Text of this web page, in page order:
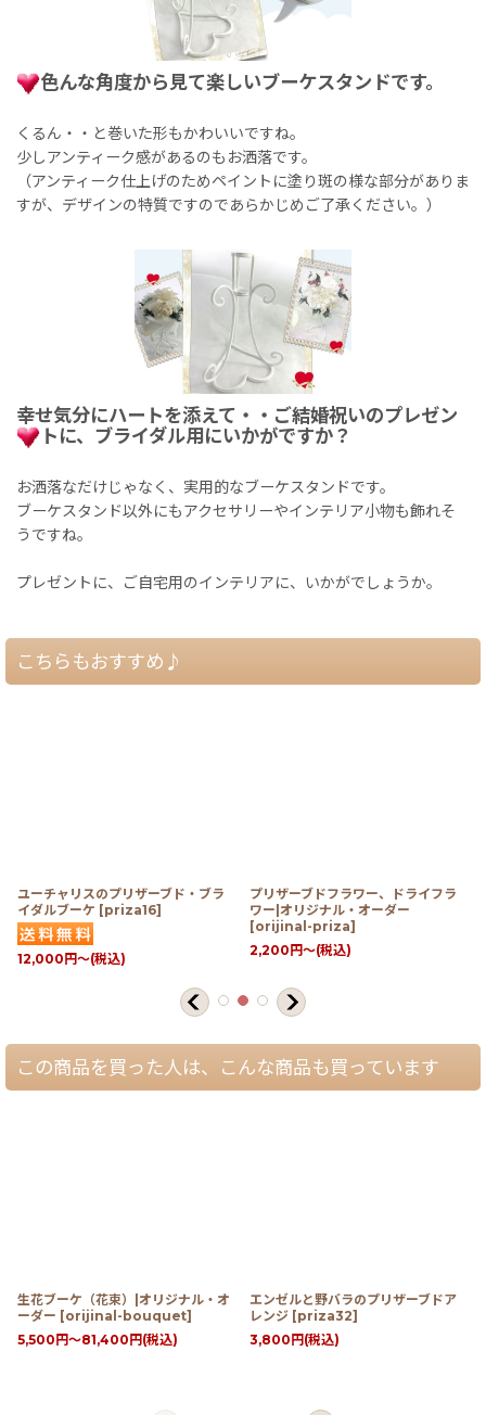
色んな角度から見て楽しいブーケスタンドです。
くるん・・と巻いた形もかわいいですね。
少しアンティーク感があるのもお洒落です。
（アンティーク仕上げのためペイントに塗り斑の様な部分がありま
すが、デザインの特質ですのであらかじめご了承ください。）
幸せ気分にハートを添えて・・ご結婚祝いのプレゼン
トに、ブライダル用にいかがですか？
お洒落なだけじゃなく、実用的なブーケスタンドです。
ブーケスタンド以外にもアクセサリーやインテリア小物も飾れそ
うですね。
プレゼントに、ご自宅用のインテリアに、いかがでしょうか。
こちらもおすすめ♪
ユーチャリスのプリザーブド・ブラ
イダルブーケ [priza16]
12,000 円～(税込)
プリザーブドフラワー、ドライフラ
ワー|オリジナル・オーダー
[orijinal-priza]
2,200 円～(税込)
この商品を買った人は、こんな商品も買っています
生花ブーケ（花束）|オリジナル・オ
ーダー [orijinal-bouquet]
5,500 円～81,400 円 (税込)
エンゼルと野バラのプリザーブドア
レンジ [priza32]
3,800 円 (税込)